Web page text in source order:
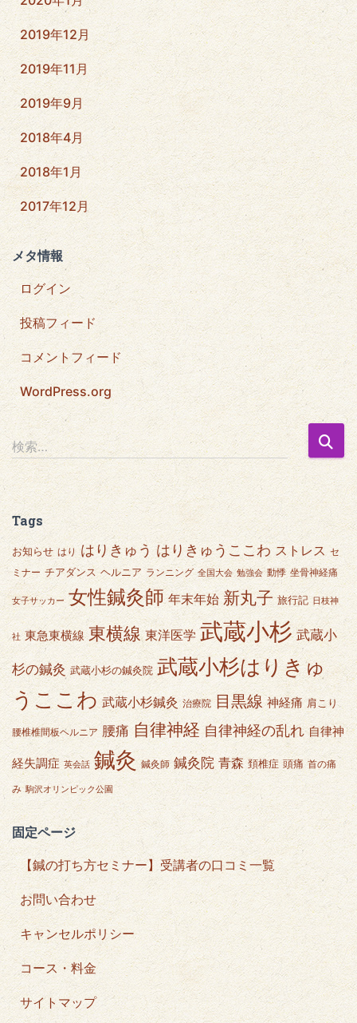
2019年12月
2019年11月
2019年9月
2018年4月
2018年1月
2017年12月
メタ情報
ログイン
投稿フィード
コメントフィード
WordPress.org
検
索
:
検索…
Tags
お知らせ はり はりきゅう はりきゅうここわ ストレス セ
ミナー チアダンス ヘルニア ランニング 全国大会 勉強会 動悸 坐骨神経痛
女子サッカー 女性鍼灸師 年末年始 新丸子 旅行記 日枝神
社 東急東横線 東横線 東洋医学 武蔵小杉 武蔵小
杉の鍼灸 武蔵小杉の鍼灸院 武蔵小杉はりきゅ
うここわ 武蔵小杉鍼灸 治療院 目黒線 神経痛 肩こり
腰椎椎間板ヘルニア 腰痛 自律神経 自律神経の乱れ 自律神
経失調症 英会話 鍼灸 鍼灸師 鍼灸院 青森 頚椎症 頭痛 首の痛
み 駒沢オリンピック公園
固定ページ
【鍼の打ち方セミナー】受講者の口コミ一覧
お問い合わせ
キャンセルポリシー
コース・料金
サイトマップ